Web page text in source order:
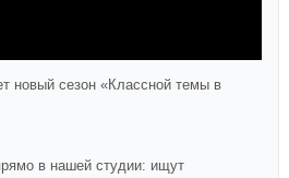
новый сезон «Классной темы в
в нашей студии: ищут